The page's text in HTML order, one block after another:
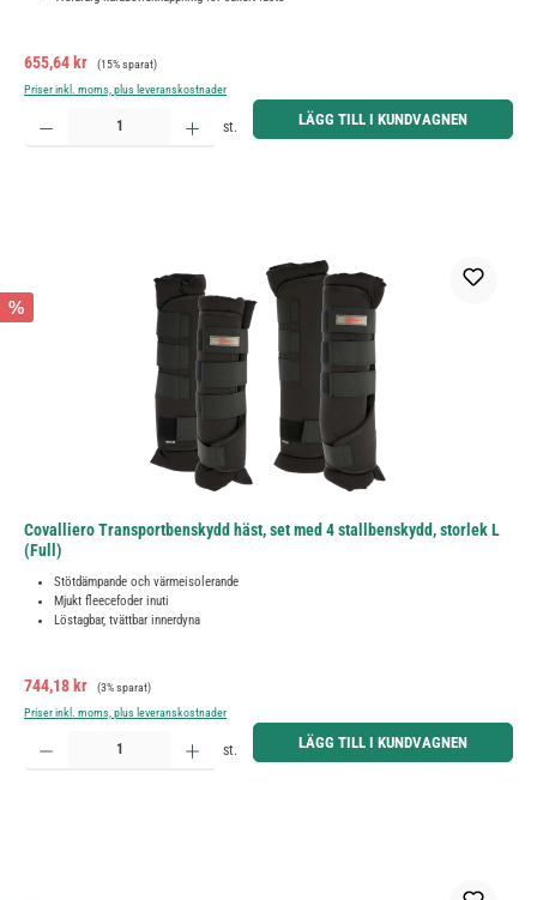
Försäljningspris:
655,64 kr Ordinarie pris:
(15% sparat)
Priser inkl. moms, plus leveranskostnader
Produktkvantitet: Ange önskat belopp eller använd knapparna för att öka eller minska kvantiteten.
st. LÄGG TILL I KUNDVAGNEN
%
Covalliero Transportbenskydd häst, set med 4 stallbenskydd, storlek L
(Full)
Stötdämpande och värmeisolerande
Mjukt fleecefoder inuti
Löstagbar, tvättbar innerdyna
Försäljningspris:
744,18 kr Ordinarie pris:
(3% sparat)
Priser inkl. moms, plus leveranskostnader
Produktkvantitet: Ange önskat belopp eller använd knapparna för att öka eller minska kvantiteten.
st. LÄGG TILL I KUNDVAGNEN